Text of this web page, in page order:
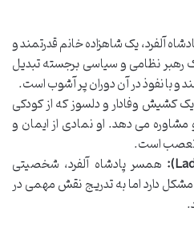
آلفرد، یک شاهزاده خانم قدرتمند و
رهبر نظامی و سیاسی برجسته تبدیل
و با نفوذ در آن دوران پر آشوب است.
یک کشیش وفادار و دلسوز که از کودکی
مشاوره می دهد. او نمادی از ایمان و
تعصب است.
همسر پادشاه آلفرد، شخصیتی
مشکل دارد اما به تدریج نقش مهمی در